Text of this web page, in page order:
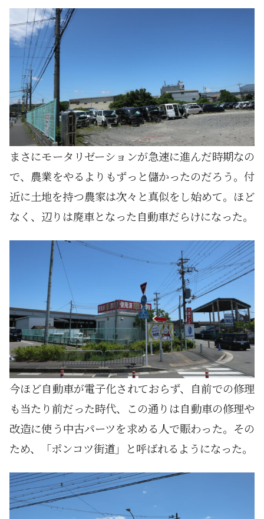
まさにモータリゼーションが急速に進んだ時期なの
で、農業をやるよりもずっと儲かったのだろう。付
近に土地を持つ農家は次々と真似をし始めて。ほど
なく、辺りは廃車となった自動車だらけになった。
今ほど自動車が電子化されておらず、自前での修理
も当たり前だった時代、この通りは自動車の修理や
改造に使う中古パーツを求める人で賑わった。その
ため、「ポンコツ街道」と呼ばれるようになった。